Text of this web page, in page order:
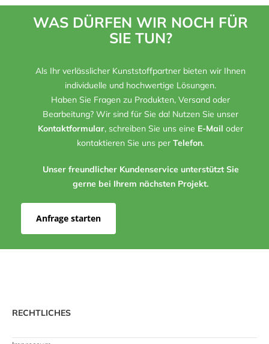
WAS DÜRFEN WIR NOCH FÜR
SIE TUN?
Als Ihr verlässlicher Kunststoffpartner bieten wir Ihnen
individuelle und hochwertige Lösungen.
Haben Sie Fragen zu Produkten, Versand oder
Bearbeitung? Wir sind für Sie da! Nutzen Sie unser
Kontaktformular, schreiben Sie uns eine E-Mail oder
kontaktieren Sie uns per Telefon.
Unser freundlicher Kundenservice unterstützt Sie
gerne bei Ihrem nächsten Projekt.
Anfrage starten
RECHTLICHES